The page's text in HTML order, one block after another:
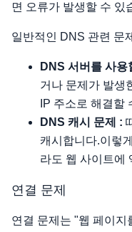
면 오류가 발생할 수 있
일반적인 DNS 관련 문
DNS 서버를 사용
거나 문제가 발생
IP 주소로 해결할
DNS 캐시 문제 :
캐시합니다.이렇
라도 웹 사이트에
연결 문제
연결 문제는 "웹 페이지